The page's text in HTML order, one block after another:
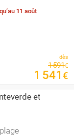
11 août
dès
1591€
1 541 €
et